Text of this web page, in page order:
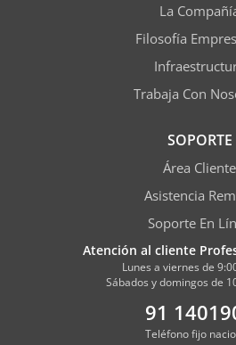
La
Filosofía
Trabaja Con
SOPORTE
Área Cliente
Asistencia
Soporte En
Atención al cliente
Lunes a viernes de
Sábados y domingos de
91
Teléfono fijo